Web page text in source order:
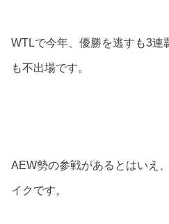
WTLで今年、優勝を逃すも3連
も不出場です。
AEW勢の参戦があるとはいえ
イクです。